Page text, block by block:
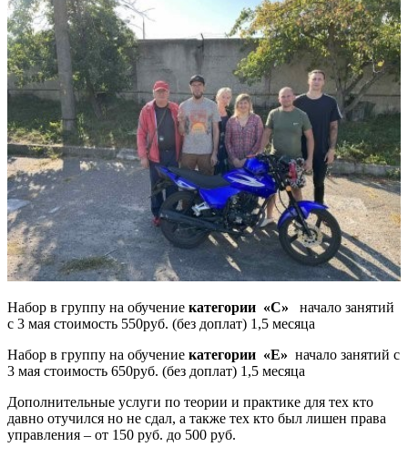
Набор в группу на обучение категории «С» начало занятий
с 3 мая стоимость 550руб. (без доплат) 1,5 месяца
Набор в группу на обучение категории «Е» начало занятий с
3 мая стоимость 650руб. (без доплат) 1,5 месяца
Дополнительные услуги по теории и практике для тех кто
давно отучился но не сдал, а также тех кто был лишен права
управления – от 150 руб. до 500 руб.